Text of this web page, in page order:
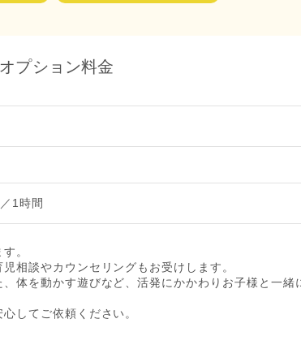
オプション料金
1時間
。
相談やカウンセリングもお受けします。
体を動かす遊びなど、活発にかかわりお子様と一緒
してご依頼ください。